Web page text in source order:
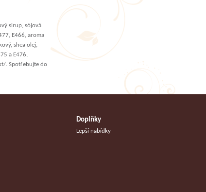
sirup, sójová
E466, aroma
shea olej,
a E476,
. Spotřebujte do
Doplňky
Lepší nabídky